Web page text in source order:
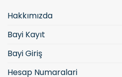
Hakkımızda
Bayi Kayıt
Bayi Giriş
Hesap Numaralari